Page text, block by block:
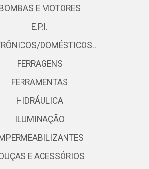
BOMBAS E MOTORES
E.P.I.
DOMÉSTICOS..
FERRAGENS
FERRAMENTAS
HIDRÁULICA
ILUMINAÇÃO
E ACESSÓRIOS